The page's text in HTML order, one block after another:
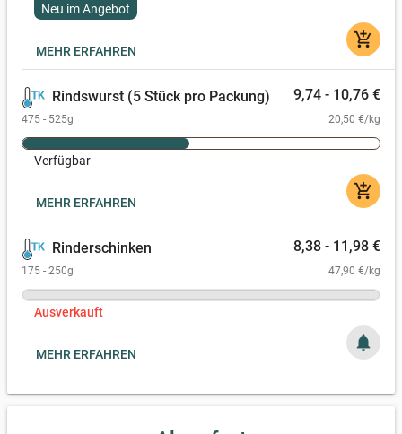
Neu im Angebot
add_shopping_cart
MEHR ERFAHREN
Rindswurst (5 Stück pro Packung) 9,74 - 10,76 €
475 - 525g 20,50 €/kg
Verfügbar
add_shopping_cart
MEHR ERFAHREN
Rinderschinken 8,38 - 11,98 €
175 - 250g 47,90 €/kg
Ausverkauft
notifications
MEHR ERFAHREN